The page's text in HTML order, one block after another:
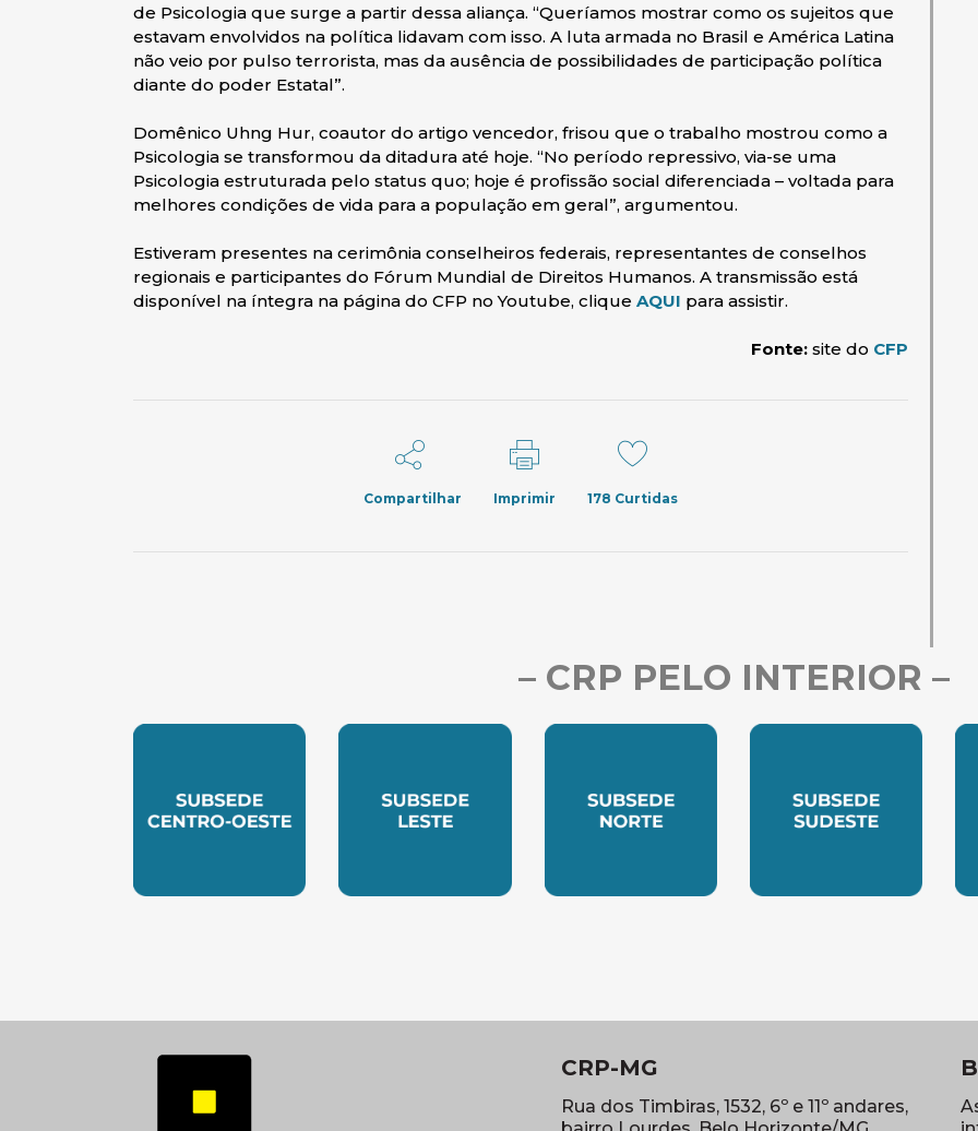
de Psicologia que surge a partir dessa aliança. “Queríamos mostrar como os sujeitos que
estavam envolvidos na política lidavam com isso. A luta armada no Brasil e América Latina
não veio por pulso terrorista, mas da ausência de possibilidades de participação política
diante do poder Estatal”.
Domênico Uhng Hur, coautor do artigo vencedor, frisou que o trabalho mostrou como a
Psicologia se transformou da ditadura até hoje. “No período repressivo, via-se uma
Psicologia estruturada pelo status quo; hoje é profissão social diferenciada – voltada para
melhores condições de vida para a população em geral”, argumentou.
Estiveram presentes na cerimônia conselheiros federais, representantes de conselhos
regionais e participantes do Fórum Mundial de Direitos Humanos. A transmissão está
disponível na íntegra na página do CFP no Youtube, clique AQUI para assistir.
Fonte: site do CFP
Compartilhar Imprimir 178 Curtidas
– CRP PELO INTERIOR –
CRP-MG
Rua dos Timbiras, 1532, 6º e 11º andares,